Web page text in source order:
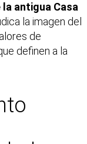
la antigua Casa
la imagen del
de
definen a la